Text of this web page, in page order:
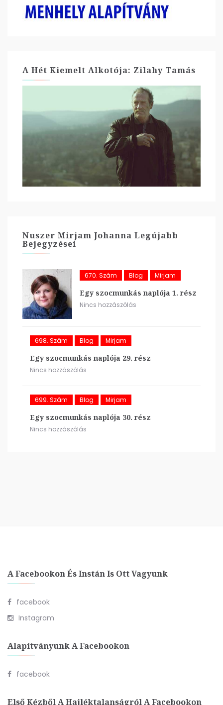
A Hét Kiemelt Alkotója: Zilahy Tamás
Nuszer Mirjam Johanna Legújabb
Bejegyzései
670. Szám Blog Mirjam
Egy szocmunkás naplója 1. rész
Nincs hozzászólás
698. Szám Blog Mirjam
Egy szocmunkás naplója 29. rész
Nincs hozzászólás
699. Szám Blog Mirjam
Egy szocmunkás naplója 30. rész
Nincs hozzászólás
A Facebookon És Instán Is Ott Vagyunk
facebook
Instagram
Alapítványunk A Facebookon
facebook
Első Kézből A Hajléktalanságról A Facebookon